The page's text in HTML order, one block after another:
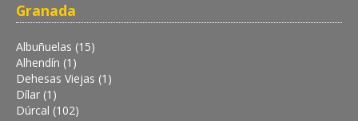
Granada
Albuñuelas (15)
Alhendín (1)
Dehesas Viejas (1)
Dílar (1)
Dúrcal (102)